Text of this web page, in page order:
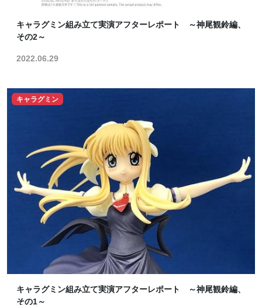
キャラグミン組み立て実演アフターレポート ～神尾観鈴編、
その2～
2022.06.29
キャラグミン
キャラグミン組み立て実演アフターレポート ～神尾観鈴編、
その1～